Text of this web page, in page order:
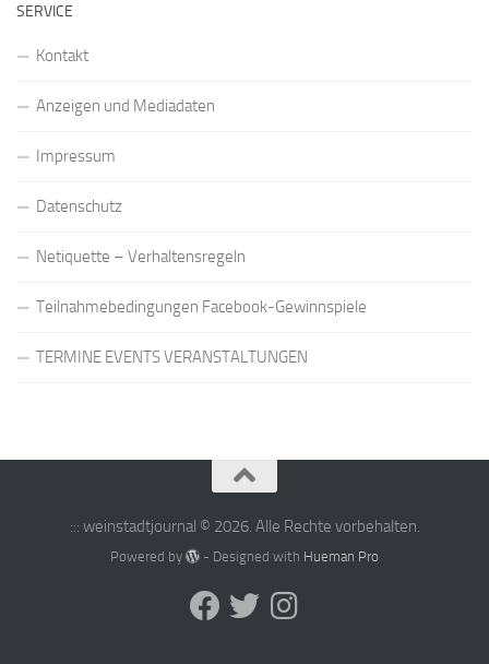
SERVICE
Kontakt
Anzeigen und Mediadaten
Impressum
Datenschutz
Netiquette – Verhaltensregeln
Teilnahmebedingungen Facebook-Gewinnspiele
TERMINE EVENTS VERANSTALTUNGEN
::: weinstadtjournal © 2026. Alle Rechte vorbehalten.
Powered by - Designed with Hueman Pro